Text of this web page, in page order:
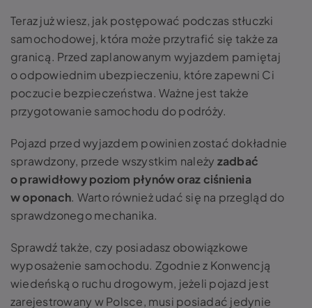
Teraz już wiesz, jak postępować podczas stłuczki
samochodowej, która może przytrafić się także za
granicą. Przed zaplanowanym wyjazdem pamiętaj
o odpowiednim ubezpieczeniu, które zapewni Ci
poczucie bezpieczeństwa. Ważne jest także
przygotowanie samochodu do podróży.
Pojazd przed wyjazdem powinien zostać dokładnie
sprawdzony, przede wszystkim należy zadbać
o prawidłowy poziom płynów oraz ciśnienia
w oponach. Warto również udać się na przegląd do
sprawdzonego mechanika.
Sprawdź także, czy posiadasz obowiązkowe
wyposażenie samochodu. Zgodnie z Konwencją
wiedeńską o ruchu drogowym, jeżeli pojazd jest
zarejestrowany w Polsce, musi posiadać jedynie